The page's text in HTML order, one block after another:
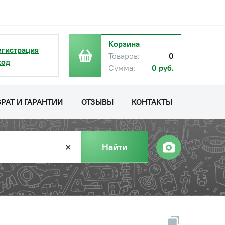
Корзина
Товаров:
0
Сумма:
0 руб.
И ГАРАНТИИ ОТЗЫВЫ КОНТАКТЫ
✕ Найти